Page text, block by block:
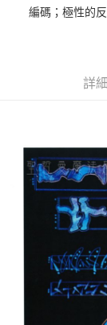
街口支付
每筆NT$80，滿
7-11取貨付款
每筆NT$80，滿
賣家宅配幫您送（
每筆NT$80，滿
郵局幫你送（離島
每筆NT$80，滿
編碼；極性的
詳